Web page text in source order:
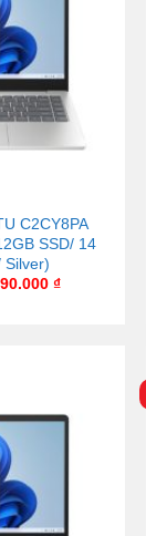
C2CY8PA
SSD/ 14
Silver)
₫